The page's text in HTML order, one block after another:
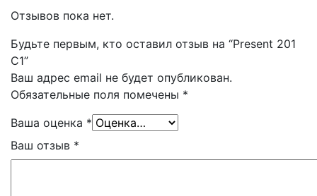
Отзывов пока нет.
Будьте первым, кто оставил отзыв на “Present 201
C1”
Ваш адрес email не будет опубликован.
Обязательные поля помечены *
Ваша оценка *
Ваш отзыв *